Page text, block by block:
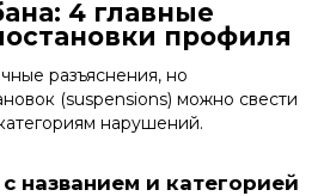
4 главные
профиля
разъяснения, но
(suspensions) можно свести
нарушений.
названием и категорией